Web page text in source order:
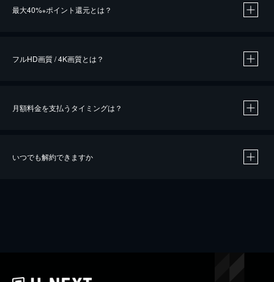
最大40%※ポイント還元とは？
※40％ポイント還元の対象は、クレジットカード決済による作品の購入 / レンタルです。
iOSアプリのUコイン決済による作品の購入 / レンタルは、20％のポイント還元です。
フルHD画質 / 4K画質とは？
月額料金を支払うタイミングは？
いつでも解約できますか